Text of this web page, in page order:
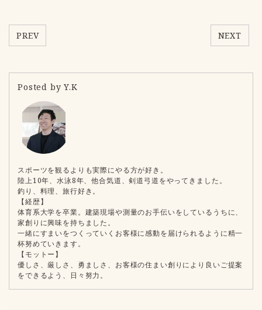
PREV NEXT
Posted by Y.K
スポーツを観るよりも実際にやる方が好き。
陸上10年、水泳8年、他合気道、剣道弓道をやってきました。
釣り、料理、旅行好き。
【経歴】
体育系大学を卒業。建築現場や測量のお手伝いをしているうちに、
家創りに興味を持ちました。
一緒にすまいをつくっていくお客様に感動を届けられるように精一
杯努めていきます。
【モットー】
優しさ、厳しさ、勇ましさ、お客様の住まい創りにより良いご提案
をできるよう、日々努力。